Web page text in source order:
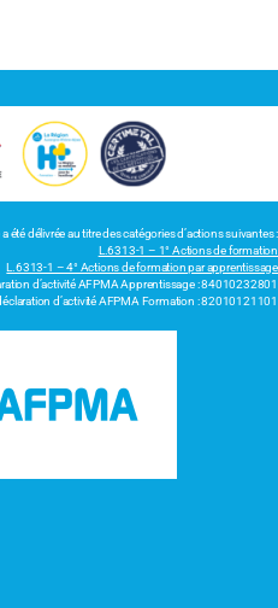
été délivrée au titre des catégories d’actions suivantes :
L.6313-1 – 1° Actions de formation
L.6313-1 – 4° Actions de formation par apprentissage
d’activité AFPMA Apprentissage : 84010232801
d’activité AFPMA Formation : 82010121101